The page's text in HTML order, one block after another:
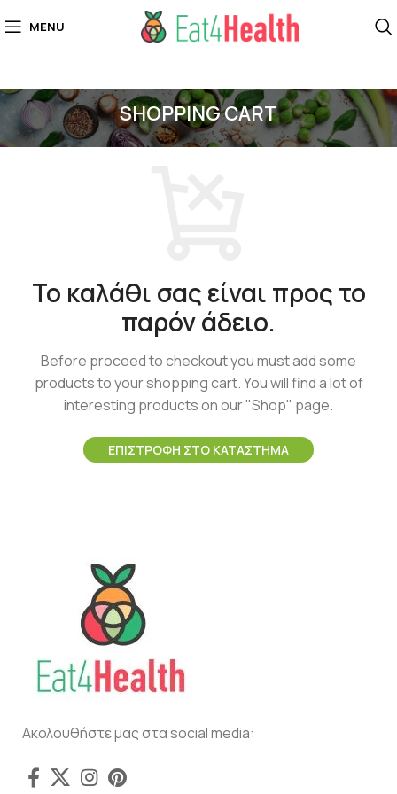
MENU
SHOPPING CART
Το καλάθι σας είναι προς το
παρόν άδειο.
Before proceed to checkout you must add some
products to your shopping cart.You will find a lot of
interesting products on our "Shop" page.
ΕΠΙΣΤΡΟΦΉ ΣΤΟ ΚΑΤΆΣΤΗΜΑ
Ακολουθήστε μας στα social media: